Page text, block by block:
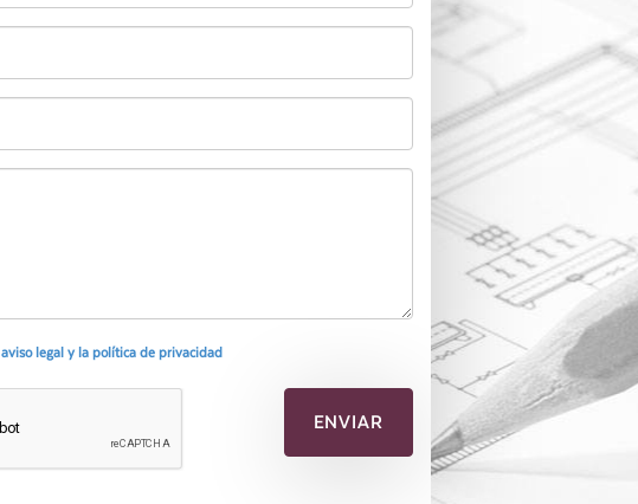
aviso legal y la política de privacidad